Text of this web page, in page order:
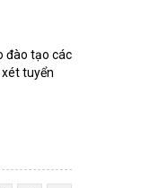
đào tạo các
tuyển